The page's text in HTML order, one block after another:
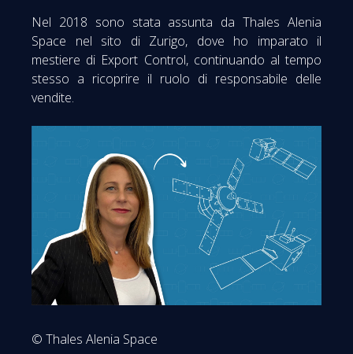
Nel 2018 sono stata assunta da Thales Alenia
Space nel sito di Zurigo, dove ho imparato il
mestiere di Export Control, continuando al tempo
stesso a ricoprire il ruolo di responsabile delle
vendite.
© Thales Alenia Space